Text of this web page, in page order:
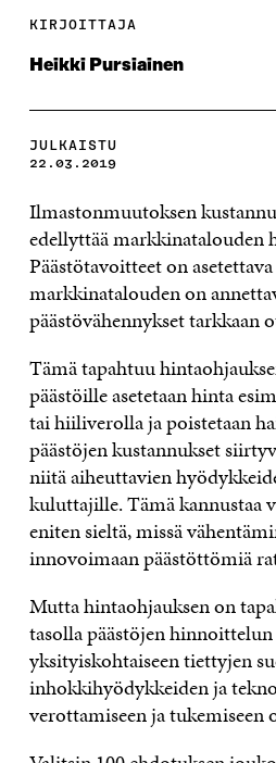
KIRJOITTAJA
Heikki Pursiainen
JULKAISTU
22.03.2019
Ilmastonmuutoksen
edellyttää markkinatalouden
Päästötavoitteet on
markkinatalouden on
päästövähennykset tarkkaan
Tämä tapahtuu
päästöille asetetaan hinta
tai hiiliverolla ja poistetaan
päästöjen kustannukset
niitä aiheuttavien
kuluttajille. Tämä kannustaa
eniten sieltä, missä
innovoimaan päästöttömiä
Mutta hintaohjauksen on
tasolla päästöjen
yksityiskohtaiseen tiettyjen
inhokkihyödykkeiden ja
verottamiseen ja tukemiseen